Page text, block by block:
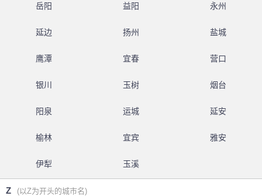
岳阳 益阳 永州
延边 扬州 盐城
鹰潭 宜春 营口
银川 玉树 烟台
阳泉 运城 延安
榆林 宜宾 雅安
伊犁 玉溪
Z (以Z为开头的城市名)